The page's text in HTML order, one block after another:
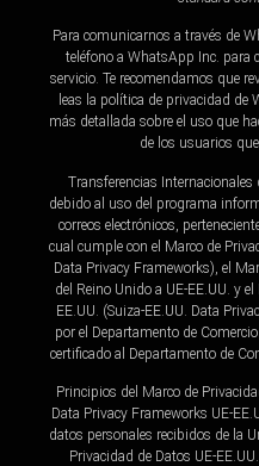
Para comunicarnos a través de
teléfono a WhatsApp Inc. para
servicio. Te recomendamos que
leas la política de privacidad
más detallada sobre el uso que
de los usuarios
Transferencias
debido al uso del programa
correos electrónicos,
cual cumple con el Marco de
Data Privacy Frameworks), el
del Reino Unido a UE-EE.UU. y
EE.UU. (Suiza-EE.UU. Data
por el Departamento de
certificado al Departamento de
Principios del Marco de
Data Privacy Frameworks UE-
datos personales recibidos de la
Privacidad de Datos UE-